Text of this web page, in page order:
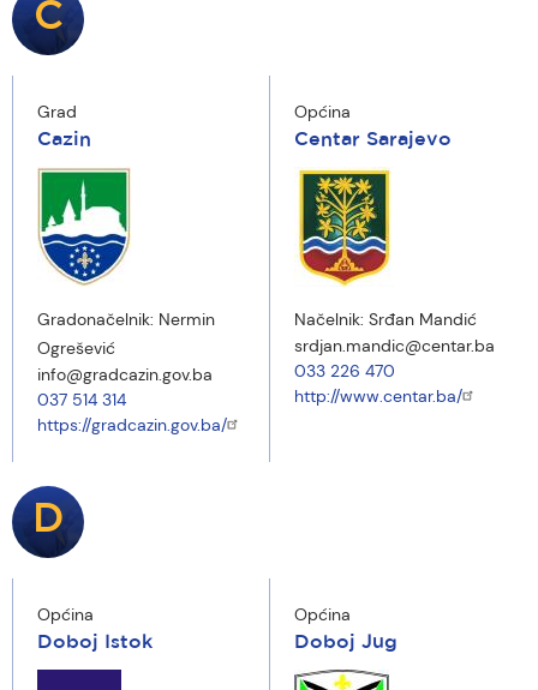
C
Grad
Cazin
Gradonačelnik: Nermin
Ogrešević
info@gradcazin.gov.ba
037 514 314
https://gradcazin.gov.ba/
Općina
Centar Sarajevo
Načelnik: Srđan Mandić
srdjan.mandic@centar.ba
033 226 470
http://www.centar.ba/
D
Općina
Doboj Istok
Općina
Doboj Jug